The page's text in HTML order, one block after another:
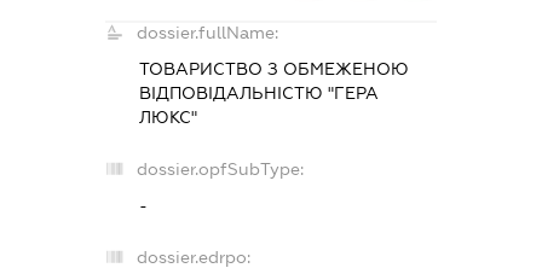
dossier.fullName:
ТОВАРИСТВО З ОБМЕЖЕНОЮ
ВІДПОВІДАЛЬНІСТЮ "ГЕРА
ЛЮКС"
dossier.opfSubType:
-
dossier.edrpo: